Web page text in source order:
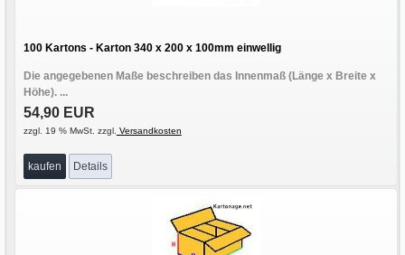
100 Kartons - Karton 340 x 200 x 100mm einwellig
Die angegebenen Maße beschreiben das Innenmaß (Länge x Breite x
Höhe). ...
54,90 EUR
zzgl. 19 % MwSt. zzgl. Versandkosten
kaufen Details